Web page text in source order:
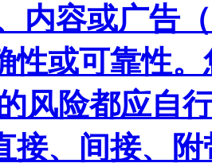
内容或广告
性或可靠性
风险都应自
接、间接、